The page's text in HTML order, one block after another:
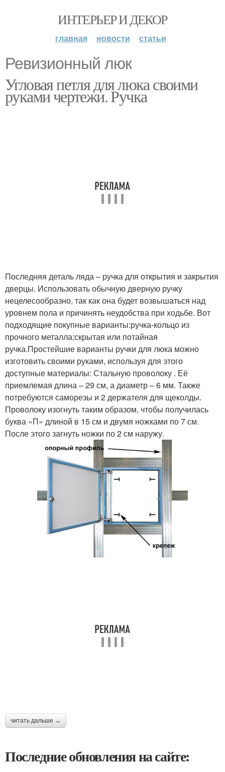
ИНТЕРЬЕР И ДЕКОР
главная новости статьи
Ревизионный люк
Угловая петля для люка своими
руками чертежи. Ручка
Последняя деталь ляда – ручка для открытия и закрытия
дверцы. Использовать обычную дверную ручку
нецелесообразно, так как она будет возвышаться над
уровнем пола и причинять неудобства при ходьбе. Вот
подходящие покупные варианты:ручка-кольцо из
прочного металла;скрытая или потайная
ручка.Простейшие варианты ручки для люка можно
изготовить своими руками, используя для этого
доступные материалы: Стальную проволоку . Её
приемлемая длина – 29 см, а диаметр – 6 мм. Также
потребуются саморезы и 2 держателя для щеколды.
Проволоку изогнуть таким образом, чтобы получилась
буква «П» длиной в 15 см и двумя ножками по 7 см.
После этого загнуть ножки по 2 см наружу.
читать дальше →
Последние обновления на сайте: